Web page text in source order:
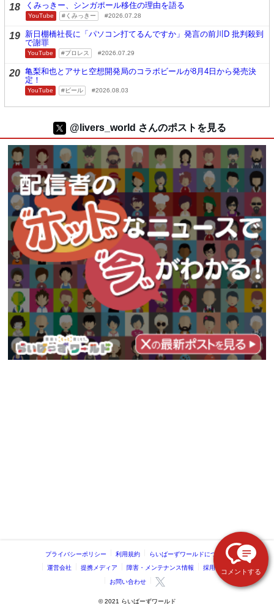
コメントする
18 くみっきー、シンガポール移住の理由を語る
YouTube くみっきー 2026.07.28
19 新日棚橋社長に「パソコン打てるんですか」発言の前川D 批判殺到
で謝罪
YouTube プロレス 2026.07.29
20 亀梨和也とアサヒ空想開発局のコラボビールが8月4日から発売決
定！
YouTube ビール 2026.08.03
@livers_world さんのポストを見る
プライバシーポリシー 利用規約 らいばーずワールドについて
運営会社 提携メディア 障害・メンテナンス情報 採用情報
お問い合わせ
©️ 2021 らいばーずワールド